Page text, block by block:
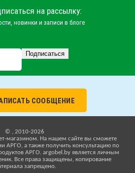
на рассылку:
новинки и записи в блоге
СООБЩЕНИЕ
© , 2010-2026
магазином. На нашем сайте вы сможете
АРГО, а также получить консультацию по
АРГО. argobel.by является личным
Все права защищены, копирование
запрещено.